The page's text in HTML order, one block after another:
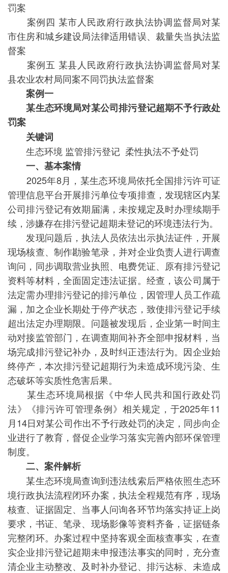
罚案
案例四 某市人民政府行政执法协调监督局对某
市住房和城乡建设局法律适用错误、裁量失当执法监
督案
案例五 某县人民政府行政执法协调监督局对某
县农业农村局同案不同罚执法监督案
案例一
某生态环境局对某公司排污登记超期不予行政处
罚案
关键词
生态环境 监管排污登记 柔性执法不予处罚
一、基本案情
2025年8月，某生态环境局依托全国排污许可证
管理信息平台开展排污单位专项排查，发现辖区内某
公司排污登记有效期届满，未按规定及时办理续期手
续，涉嫌存在排污登记超期未登记的环境违法行为。
发现问题后，执法人员依法出示执法证件，开展
现场核查、制作勘验笔录，并对企业负责人进行调查
询问，同步调取营业执照、电费凭证、原有排污登记
资料等材料，全面固定违法证据。经查，该公司属于
法定需办理排污登记的排污单位，因管理人员工作疏
漏，加之企业长期处于停产状态，致使排污登记手续
超出法定办理期限。问题被发现后，企业第一时间主
动对接监管部门，在调查期间补齐全部申报材料，当
场完成排污登记补办，及时纠正违法行为。因企业始
终停产，本次排污登记超期行为未造成环境污染、生
态破坏等实质性危害后果。
某生态环境局根据《中华人民共和国行政处罚
法》《排污许可管理条例》相关规定，于2025年11
月14日对某公司作出不予行政处罚的决定，同步向企
业进行了教育，督促企业学习落实完善内部环保管理
制度。
二、案件解析
某生态环境局查询到违法线索后严格依照生态环
境行政执法流程闭环办案，执法全程规范有序，现场
核查、证据固定、当事人问询各环节均落实持证上岗
要求，书证、笔录、现场影像等资料齐备，证据链条
完整闭环。办案过程中坚持客观全面核查事实，在查
实企业排污登记超期未申报违法事实的同时，充分查
清企业主动整改、及时补办登记、排污达标、未造成